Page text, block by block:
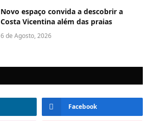
Novo espaço convida a descobrir a
Costa Vicentina além das praias
6 de Agosto, 2026
Facebook